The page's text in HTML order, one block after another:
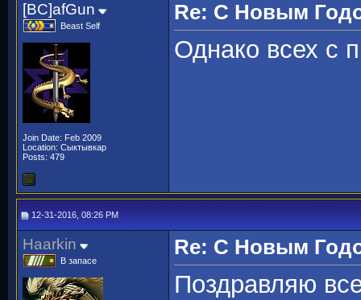
[BC]afGun
Beast Self
Join Date: Feb 2009
Location: Сыктывкар
Posts: 479
Re: С Новым
Однако всех с
12-31-2016, 08:26 PM
Haarkin
В запасе
Re: С Новым
Поздравляю